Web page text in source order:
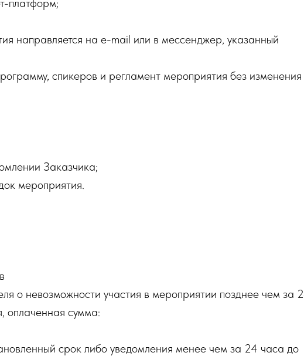
платформ;
направляется на e-mail или в мессенджер, указанный
спикеров и регламент мероприятия без изменения
Заказчика;
мероприятия.
о невозможности участия в мероприятии позднее чем за
оплаченная сумма:
срок либо уведомления менее чем за 24 часа до